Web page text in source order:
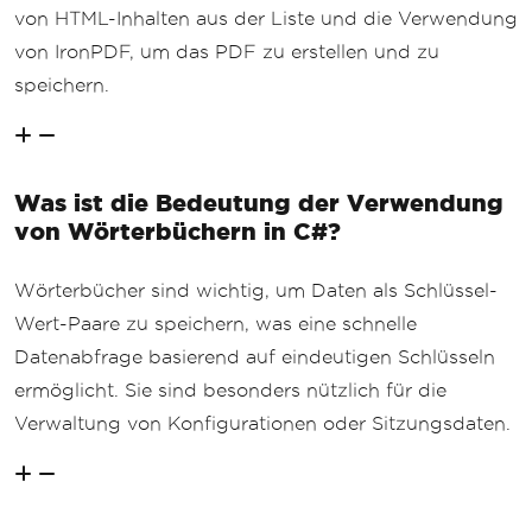
von HTML-Inhalten aus der Liste und die Verwendung
von IronPDF, um das PDF zu erstellen und zu
speichern.
Was ist die Bedeutung der Verwendung
von Wörterbüchern in C#?
Wörterbücher sind wichtig, um Daten als Schlüssel-
Wert-Paare zu speichern, was eine schnelle
Datenabfrage basierend auf eindeutigen Schlüsseln
ermöglicht. Sie sind besonders nützlich für die
Verwaltung von Konfigurationen oder Sitzungsdaten.